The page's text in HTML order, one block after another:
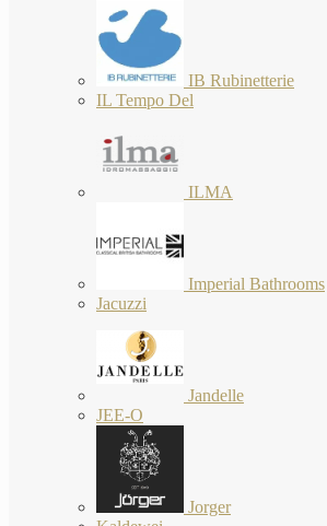
IB Rubinetterie
IL Tempo Del
ILMA
Imperial Bathrooms
Jacuzzi
Jandelle
JEE-O
Jorger